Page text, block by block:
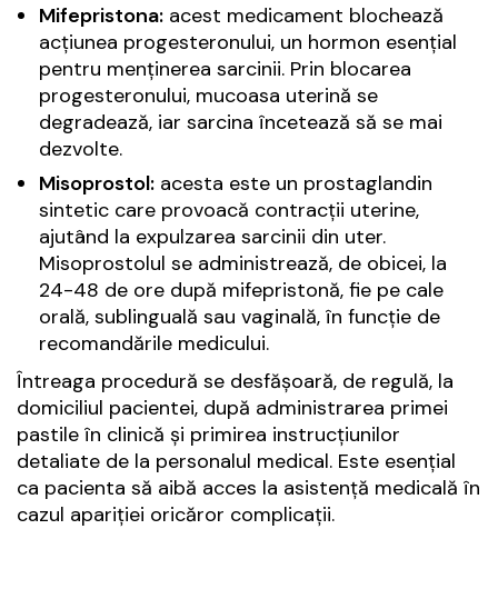
Mifepristona: acest medicament blochează
acțiunea progesteronului, un hormon esențial
pentru menținerea sarcinii. Prin blocarea
progesteronului, mucoasa uterină se
degradează, iar sarcina încetează să se mai
dezvolte.
Misoprostol: acesta este un prostaglandin
sintetic care provoacă contracții uterine,
ajutând la expulzarea sarcinii din uter.
Misoprostolul se administrează, de obicei, la
24-48 de ore după mifepristonă, fie pe cale
orală, sublinguală sau vaginală, în funcție de
recomandările medicului.
Întreaga procedură se desfășoară, de regulă, la
domiciliul pacientei, după administrarea primei
pastile în clinică și primirea instrucțiunilor
detaliate de la personalul medical. Este esențial
ca pacienta să aibă acces la asistență medicală în
cazul apariției oricăror complicații.